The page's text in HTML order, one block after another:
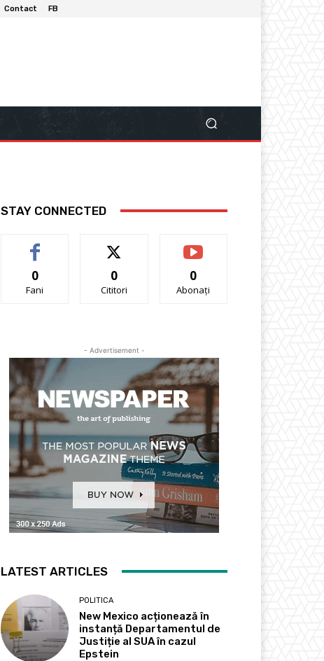
Contact FB
STAY CONNECTED
0
Fani
0
Cititori
0
Abonați
- Advertisement -
LATEST ARTICLES
POLITICA
New Mexico acționează în
instanță Departamentul de
Justiție al SUA în cazul
Epstein